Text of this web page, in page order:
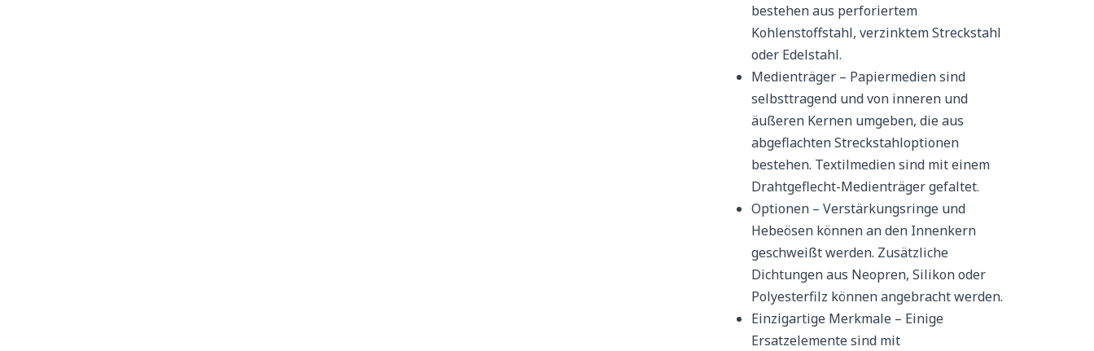
bestehen aus perforiertem
Kohlenstoffstahl, verzinktem Streckstahl
oder Edelstahl.
Medienträger – Papiermedien sind
selbsttragend und von inneren und
äußeren Kernen umgeben, die aus
abgeflachten Streckstahloptionen
bestehen. Textilmedien sind mit einem
Drahtgeflecht-Medienträger gefaltet.
Optionen – Verstärkungsringe und
Hebeösen können an den Innenkern
geschweißt werden. Zusätzliche
Dichtungen aus Neopren, Silikon oder
Polyesterfilz können angebracht werden.
Einzigartige Merkmale – Einige
Ersatzelemente sind mit